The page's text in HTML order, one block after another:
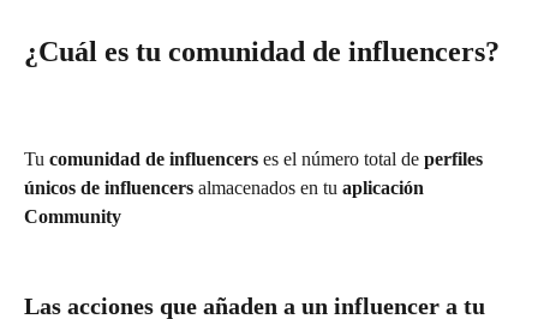
¿Cuál es tu comunidad de influencers?
Tu comunidad de influencers es el número total de perfiles
únicos de influencers almacenados en tu aplicación
Community
Las acciones que añaden a un influencer a tu